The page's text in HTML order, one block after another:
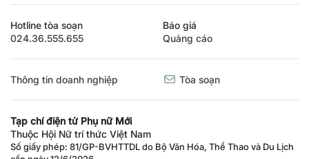
Hotline tòa soạn
024.36.555.655
Báo giá
Quảng cáo
Thông tin doanh nghiệp Tòa soạn
Tạp chí điện tử Phụ nữ Mới
Thuộc Hội Nữ trí thức Việt Nam
Số giấy phép: 81/GP-BVHTTDL do Bộ Văn Hóa, Thể Thao và Du Lịch